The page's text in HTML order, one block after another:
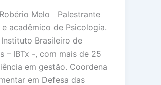
Melo Palestrante
acadêmico de Psicologia.
Brasileiro de
– IBTx -, com mais de 25
em gestão. Coordena
em Defesa das